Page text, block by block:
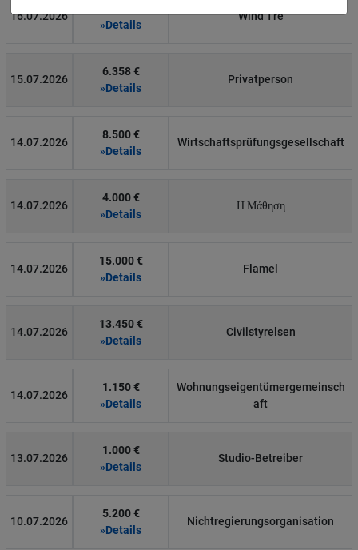
16.07.2026
»Details
Wind Tre
15.07.2026
6.358 €
»Details
Privatperson
14.07.2026
8.500 €
»Details
Wirtschaftsprüfungsgesellschaft
14.07.2026
4.000 €
»Details
Η Μάθηση
14.07.2026
15.000 €
»Details
Flamel
14.07.2026
13.450 €
»Details
Civilstyrelsen
14.07.2026
1.150 €
»Details
Wohnungseigentümergemeinsch
aft
13.07.2026
1.000 €
»Details
Studio-Betreiber
10.07.2026
5.200 €
»Details
Nichtregierungsorganisation